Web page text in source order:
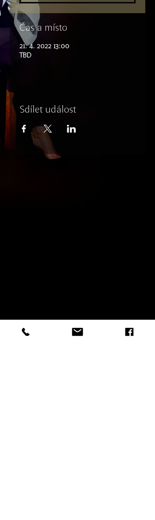
Čas a místo
21. 4. 2022 13:00
TBD
Sdílet událost